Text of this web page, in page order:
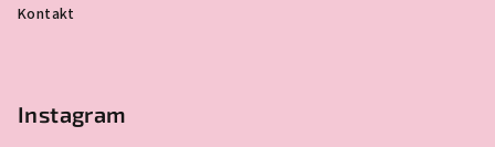
Kontakt
Instagram